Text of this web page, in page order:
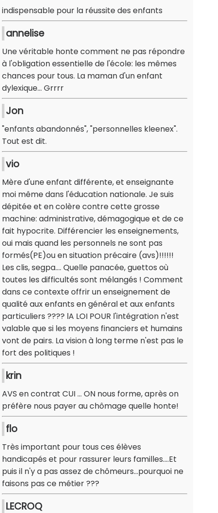
indispensable pour la réussite des enfants
annelise
Une véritable honte comment ne pas répondre
à l'obligation essentielle de l'école: les mêmes
chances pour tous. La maman d'un enfant
dylexique... Grrrr
Jon
"enfants abandonnés", "personnelles kleenex".
Tout est dit.
vio
Mère d'une enfant différente, et enseignante
moi même dans l'éducation nationale. Je suis
dépitée et en colère contre cette grosse
machine: administrative, démagogique et de ce
fait hypocrite. Différencier les enseignements,
oui mais quand les personnels ne sont pas
formés(PE)ou en situation précaire (avs)!!!!!!
Les clis, segpa.... Quelle panacée, guettos où
toutes les difficultés sont mélangés ! Comment
dans ce contexte offrir un enseignement de
qualité aux enfants en général et aux enfants
particuliers ???? lA LOI POUR l'intégration n'est
valable que si les moyens financiers et humains
vont de pairs. La vision à long terme n'est pas le
fort des politiques !
krin
AVS en contrat CUI ... ON nous forme, après on
préfère nous payer au chômage quelle honte!
flo
Très important pour tous ces élèves
handicapés et pour rassurer leurs familles....Et
puis il n'y a pas assez de chômeurs...pourquoi ne
faisons pas ce métier ???
LECROQ